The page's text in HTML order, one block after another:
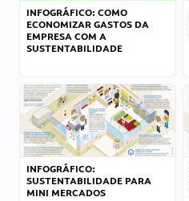
INFOGRÁFICO: COMO
ECONOMIZAR GASTOS DA
EMPRESA COM A
SUSTENTABILIDADE
INFOGRÁFICO:
SUSTENTABILIDADE PARA
MINI MERCADOS